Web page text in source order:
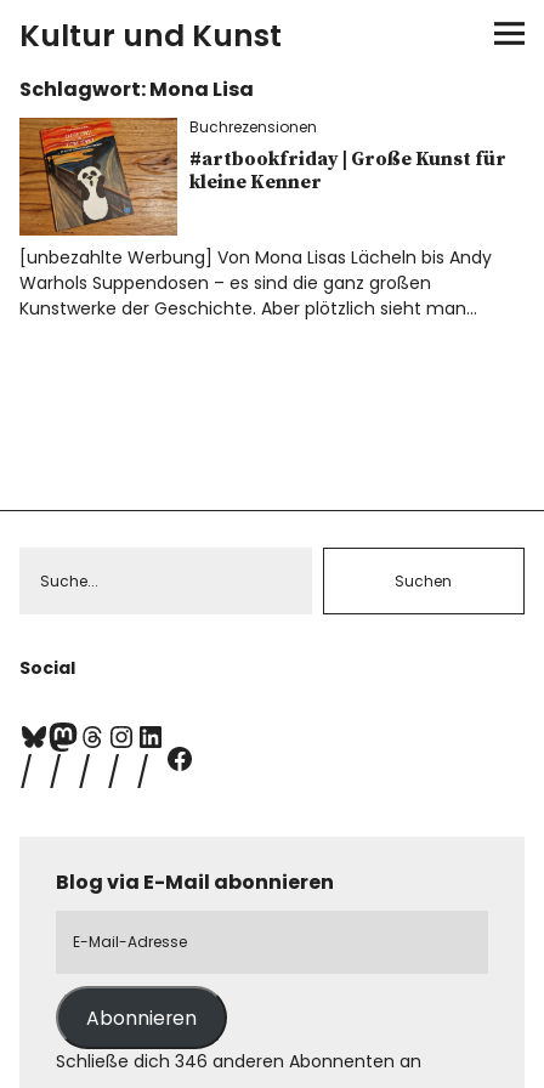
Kultur und Kunst
kultur & kunst
Ausstellungen
Spiele
Konzerte
Schlagwort:Mona Lisa
Buchrezensionen
#artbookfriday | Große Kunst für
kleine Kenner
[unbezahlte Werbung] Von Mona Lisas Lächeln bis Andy
Warhols Suppendosen – es sind die ganz großen
Kunstwerke der Geschichte. Aber plötzlich sieht man…
Social
Blog via E-Mail abonnieren
Abonnieren
Schließe dich 346 anderen Abonnenten an